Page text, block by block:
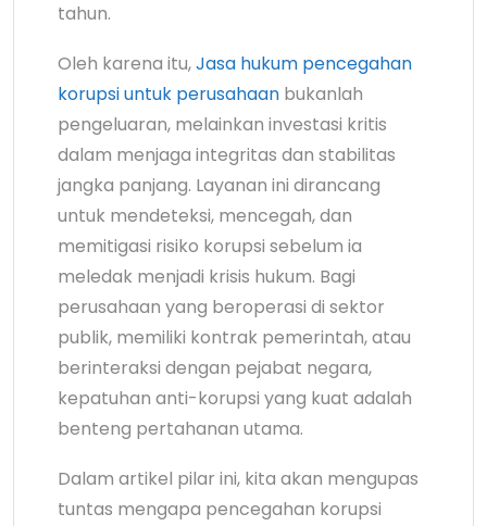
tahun.
Oleh karena itu,Jasa hukum pencegahan
korupsi untuk perusahaan bukanlah
pengeluaran, melainkan investasi kritis
dalam menjaga integritas dan stabilitas
jangka panjang. Layanan ini dirancang
untuk mendeteksi, mencegah, dan
memitigasi risiko korupsi sebelum ia
meledak menjadi krisis hukum. Bagi
perusahaan yang beroperasi di sektor
publik, memiliki kontrak pemerintah, atau
berinteraksi dengan pejabat negara,
kepatuhan anti-korupsi yang kuat adalah
benteng pertahanan utama.
Dalam artikel pilar ini, kita akan mengupas
tuntas mengapa pencegahan korupsi